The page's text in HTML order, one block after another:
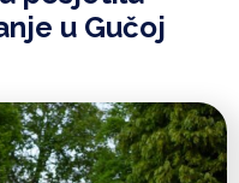
u Gučoj